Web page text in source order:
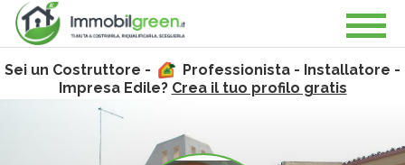
Sei un Costruttore -
Professionista - Installatore -
Impresa Edile? Crea il tuo profilo gratis